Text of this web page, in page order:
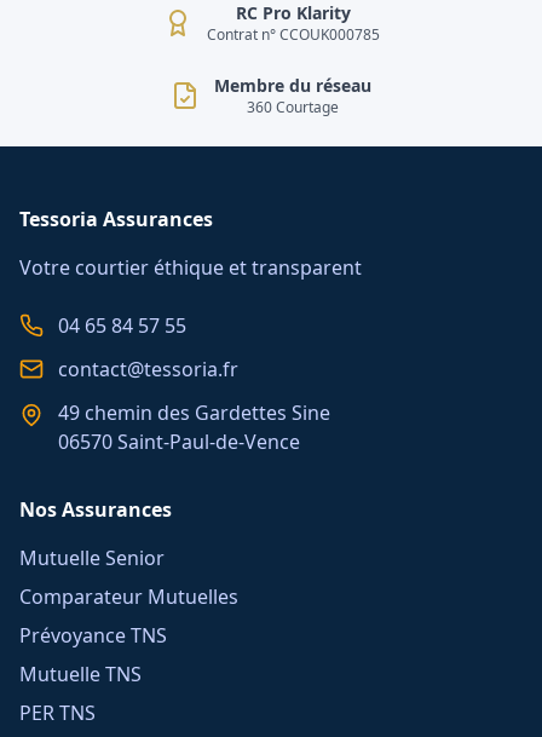
RC Pro Klarity
Contrat n° CCOUK000785
Membre du réseau
360 Courtage
Tessoria Assurances
Votre courtier éthique et transparent
04 65 84 57 55
contact@tessoria.fr
49 chemin des Gardettes Sine
06570 Saint-Paul-de-Vence
Nos Assurances
Mutuelle Senior
Comparateur Mutuelles
Prévoyance TNS
Mutuelle TNS
PER TNS